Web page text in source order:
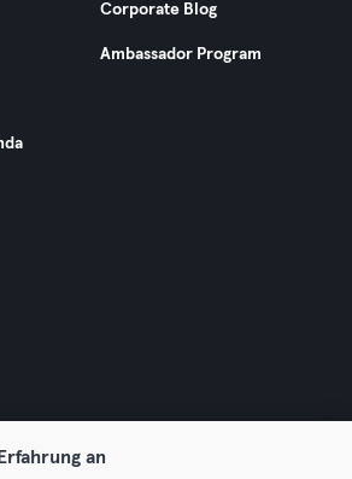
Corporate Blog
Ambassador Program
an